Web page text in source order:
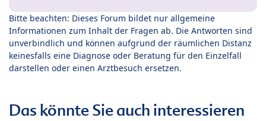
Bitte beachten: Dieses Forum bildet nur allgemeine
Informationen zum Inhalt der Fragen ab. Die Antworten sind
unverbindlich und können aufgrund der räumlichen Distanz
keinesfalls eine Diagnose oder Beratung für den Einzelfall
darstellen oder einen Arztbesuch ersetzen.
Das könnte Sie auch interessieren